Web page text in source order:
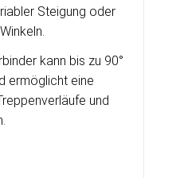
Steigung oder
kann bis zu 90°
ermöglicht eine
und